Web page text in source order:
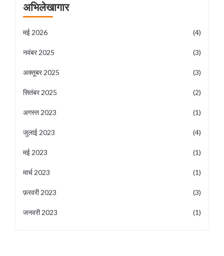
अभिलेखागार
मई 2026 (4)
नवंबर 2025 (3)
अक्तूबर 2025 (3)
सितंबर 2025 (2)
अगस्त 2023 (1)
जुलाई 2023 (4)
मई 2023 (1)
मार्च 2023 (1)
फ़रवरी 2023 (3)
जनवरी 2023 (1)